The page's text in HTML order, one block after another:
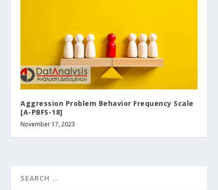
Aggression Problem Behavior Frequency Scale
[A-PBFS-18]
November 17, 2023